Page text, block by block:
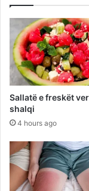
Sallatë e freskët
shalqi
4 hours ago